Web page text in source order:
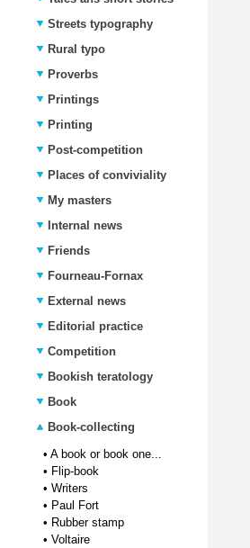
Streets typography
Rural typo
Proverbs
Printings
Printing
Post-competition
Places of conviviality
My masters
Internal news
Friends
Fourneau-Fornax
External news
Editorial practice
Competition
Bookish teratology
Book
Book-collecting
• A book or book one...
• Flip-book
• Writers
• Paul Fort
• Rubber stamp
• Voltaire